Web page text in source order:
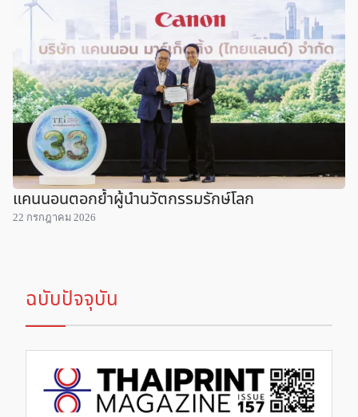
แคนนอนตอกย้ำผู้นำนวัตกรรมรักษ์โลก
22 กรกฎาคม 2026
ฉบับปัจจุบัน